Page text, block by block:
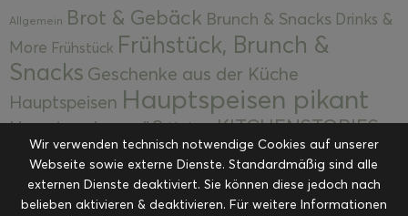
Allgemein Brot & Gebäck Brunch & Snacks Drinks &
More Frühstück Frühstück, Brunch &
Snacks Geschenke aus der Küche
Hauptspeisen Hauptspeisen pikant
Hauptspeisen süßKekseKITCHENSTORIES
Kuchen, Torten & Desserts Kuchen und
Desserts Kulinarik Kulinarische Mitbringsel &
Eingemachtes Ohne Kategorie Ostern Resteküche
Wir verwenden technisch notwendige Cookies auf unserer
Webseite sowie externe Dienste. Standardmäßig sind alle
externen Dienste deaktiviert. Sie können diese jedoch nach
belieben aktivieren & deaktivieren. Für weitere Informationen